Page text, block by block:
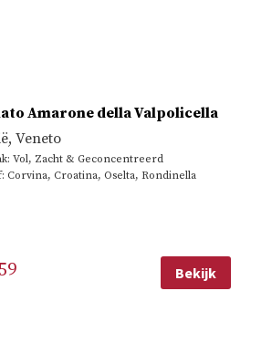
Amarone della Valpolicella
, Veneto
Vol, Zacht & Geconcentreerd
Corvina, Croatina, Oselta, Rondinella
Bekijk